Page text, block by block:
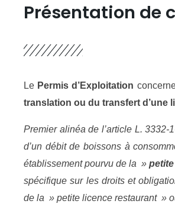
Présentation de
Le Permis d’Exploitation
translation ou du transfert d’une
Premier alinéa de l’article L. 3332-
d’un débit de boissons à
établissement pourvu de la »
spécifique sur les droits et
de la » petite licence restaurant »